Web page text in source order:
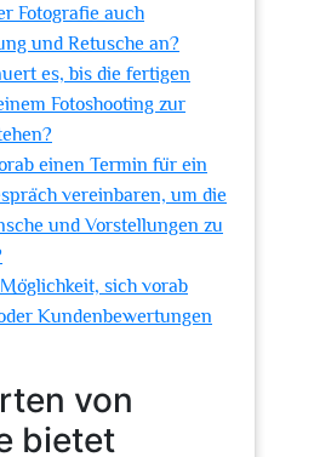
Fotografie auch
und Retusche an?
es, bis die fertigen
Fotoshooting zur
einen Termin für ein
vereinbaren, um die
und Vorstellungen zu
sich vorab
Kundenbewertungen
von
bietet